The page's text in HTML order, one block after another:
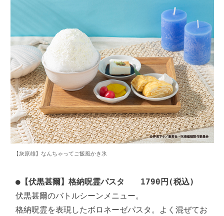
【灰原雄】なんちゃってご飯風かき氷
● 【伏黒甚爾】格納呪霊パスタ　　1790円(税込)
伏黒甚爾のバトルシーンメニュー。
格納呪霊を表現したボロネーゼパスタ。よく混ぜてお